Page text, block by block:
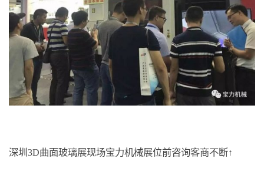
深圳3D曲面玻璃展现场宝力机械展位前咨询客商不断↑